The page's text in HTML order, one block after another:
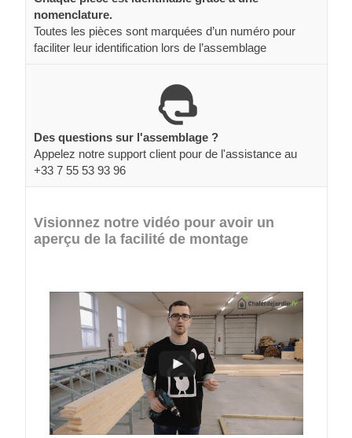
nomenclature.
Toutes les pièces sont marquées d’un numéro pour
faciliter leur identification lors de l’assemblage
Des questions sur l'assemblage ?
Appelez notre support client pour de l'assistance au
+33 7 55 53 93 96
Visionnez notre vidéo pour avoir un
aperçu de la facilité de montage